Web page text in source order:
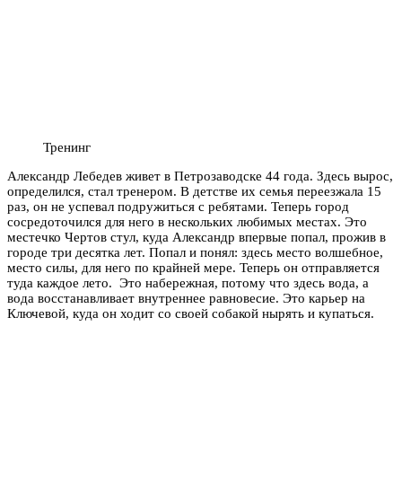
Тренинг
Александр Лебедев живет в Петрозаводске 44 года. Здесь вырос,
определился, стал тренером. В детстве их семья переезжала 15
раз, он не успевал подружиться с ребятами. Теперь город
сосредоточился для него в нескольких любимых местах. Это
местечко Чертов стул, куда Александр впервые попал, прожив в
городе три десятка лет. Попал и понял: здесь место волшебное,
место силы, для него по крайней мере. Теперь он отправляется
туда каждое лето. Это набережная, потому что здесь вода, а
вода восстанавливает внутреннее равновесие. Это карьер на
Ключевой, куда он ходит со своей собакой нырять и купаться.